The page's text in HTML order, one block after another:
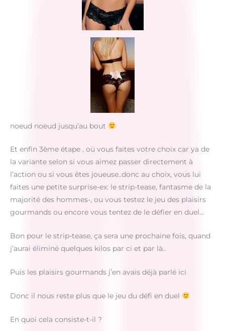
noeud noeud jusqu’au bout
Et enfin 3ème étape , où vous faites votre choix car ya de
la variante selon si vous aimez passer directement à
l’action ou si vous êtes joueuse..donc au choix, vous lui
faites une petite surprise-ex: le strip-tease, fantasme de la
majorité des hommes-, ou vous testez le jeu des plaisirs
gourmands ou encore vous tentez de le défier en duel…
Bon pour le strip-tease, ça sera une prochaine fois, quand
j’aurai éliminé quelques kilos par ci et par là..
Puis les plaisirs gourmands j’en avais déjà parlé ici
Donc il nous reste plus que le jeu du défi en duel
En quoi cela consiste-t-il ?